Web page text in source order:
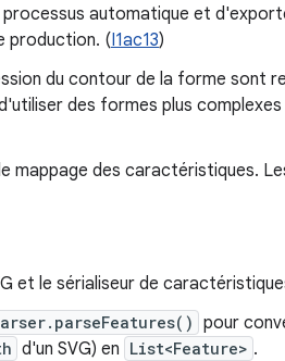
automatique et
production. (I1ac13)
du contour de la forme sont
des formes plus
mappage des caractéristiques.
et le sérialiseur de
pour
d'un SVG) en List<Feature> .